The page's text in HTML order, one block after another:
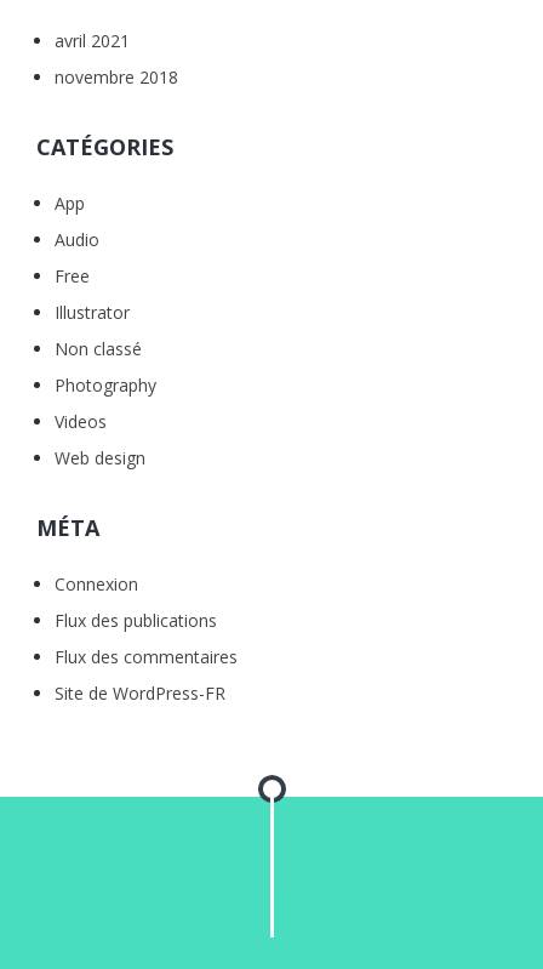
avril 2021
novembre 2018
CATÉGORIES
App
Audio
Free
Illustrator
Non classé
Photography
Videos
Web design
MÉTA
Connexion
Flux des publications
Flux des commentaires
Site de WordPress-FR